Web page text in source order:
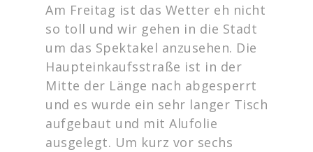
Am Freitag ist das Wetter eh nicht
so toll und wir gehen in die Stadt
um das Spektakel anzusehen. Die
Haupteinkaufsstraße ist in der
Mitte der Länge nach abgesperrt
und es wurde ein sehr langer Tisch
aufgebaut und mit Alufolie
ausgelegt. Um kurz vor sechs